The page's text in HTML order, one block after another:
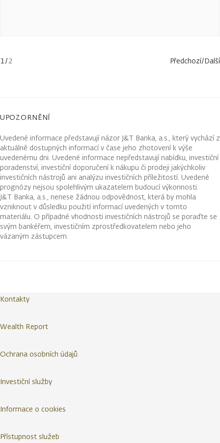
1/2 Předchozí/Další
UPOZORNĚNÍ
Uvedené informace představují názor J&T Banka, a.s., který vychází z
aktuálně dostupných informací v čase jeho zhotovení k výše
uvedenému dni. Uvedené informace nepředstavují nabídku, investiční
poradenství, investiční doporučení k nákupu či prodeji jakýchkoliv
investičních nástrojů ani analýzu investičních příležitostí. Uvedené
prognózy nejsou spolehlivým ukazatelem budoucí výkonnosti.
J&T Banka, a.s., nenese žádnou odpovědnost, která by mohla
vzniknout v důsledku použití informací uvedených v tomto
materiálu. O případné vhodnosti investičních nástrojů se poraďte se
svým bankéřem, investičním zprostředkovatelem nebo jeho
vázaným zástupcem.
Kontakty
Wealth Report
Ochrana osobních údajů
Investiční služby
Informace o cookies
Přístupnost služeb